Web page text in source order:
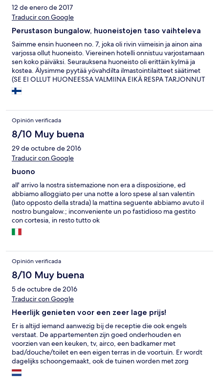
12 de enero de 2017
Traducir con Google
Perustason bungalow, huoneistojen taso vaihteleva
Saimme ensin huoneen no. 7, joka oli rivin viimeisin ja ainon aina
varjossa ollut huoneisto. Viereinen hotelli onnistuu varjostamaan
sen koko päiväksi. Seurauksena huoneisto oli erittäin kylmä ja
kostea. Älysimme pyytää yövahdilta ilmastointilaitteet säätimet
(SE EI OLLUT HUONEESSA VALMIINA EIKÄ RESPA TARJONNUT
SITÄ TULLESSA), jolla saimme lämmityksen aikaan. Pyysimme
kuitenkin kosteusvaurioiden takia huoneen vaihtoa, joka
Opinión verificada
8/10 Muy buena
29 de octubre de 2016
Traducir con Google
buono
all' arrivo la nostra sistemazione non era a disposizione, ed
abbiamo alloggiato per una notte a loro spese al san valentin
(lato opposto della strada) la mattina seguente abbiamo avuto il
nostro bungalow.; inconveniente un po fastidioso ma gestito
con cortesia, in resto tutto ok
Opinión verificada
8/10 Muy buena
5 de octubre de 2016
Traducir con Google
Heerlijk genieten voor een zeer lage prijs!
Er is altijd iemand aanwezig bij de receptie die ook engels
verstaat. De appartementen zijn goed onderhouden en
voorzien van een keuken, tv, airco, een badkamer met
bad/douche/toilet en een eigen terras in de voortuin. Er wordt
dagelijks schoongemaakt, ook de tuinen worden met zorg
bijgehouden. Er is een zwembad met whirlpool en bubbelbad
met daarnaast een bar en terras waar men tussen 10.00u-18.00u